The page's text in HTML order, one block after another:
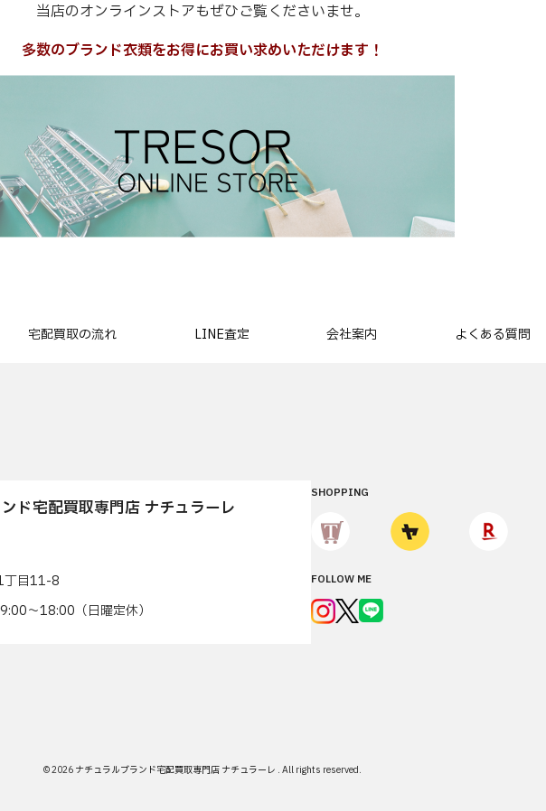
当店のオンラインストアもぜひご覧くださいませ。
多数のブランド衣類をお得にお買い求めいただけます！
宅配買取の流れ LINE査定 会社案内 よくある質問
ド宅配買取専門店 ナチュラーレ
丁目11-8
〜18:00（日曜定休）
SHOPPING
FOLLOW ME
© 2026 ナチュラルブランド宅配買取専門店 ナチュラーレ . All rights reserved.